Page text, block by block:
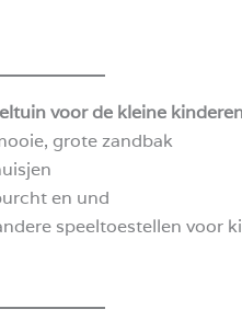
voor de kleine
grote zandbak
en und
speeltoestellen voor